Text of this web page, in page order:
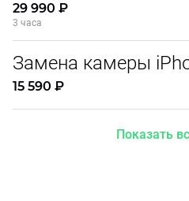
29 990 ₽
3 часа
Замена камеры
15 590 ₽
Показать